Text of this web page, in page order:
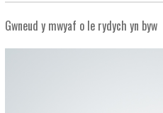
Gwneud y mwyaf o le rydych yn byw